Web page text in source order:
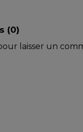
(0)
laisser un